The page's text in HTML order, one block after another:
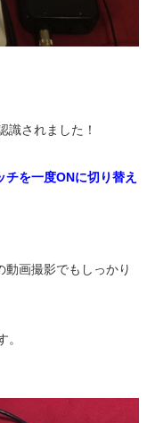
識されました！
を一度ONに切り替え
画撮影でもしっかり